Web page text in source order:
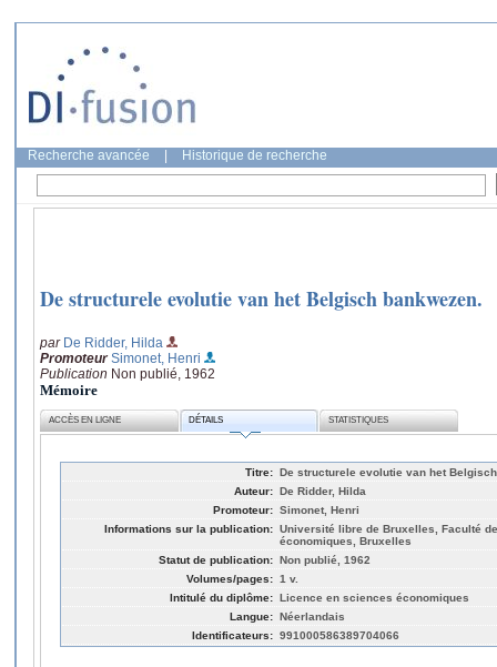
Recherche avancée Historique de recherche
De structurele evolutie van het Belgisch bankwezen.
par De Ridder, Hilda
Promoteur Simonet, Henri
Publication Non publié, 1962
Mémoire
ACCÈS EN LIGNE DÉTAILS STATISTIQUES
Titre: De structurele evolutie van het
Auteur: De Ridder, Hilda
Promoteur: Simonet, Henri
Informations sur la publication: Université libre de Bruxelles, Faculté
économiques, Bruxelles
Statut de publication: Non publié, 1962
Volumes/pages: 1 v.
Intitulé du diplôme: Licence en sciences économiques
Langue: Néerlandais
Identificateurs: 991000586389704066